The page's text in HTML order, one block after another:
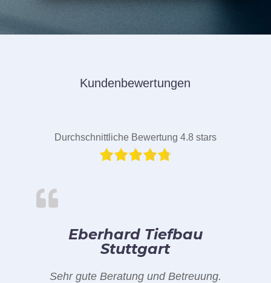
Kundenbewertungen
Durchschnittliche Bewertung 4.8 stars
Eberhard Tiefbau
Stuttgart
Sehr gute Beratung und Betreuung.